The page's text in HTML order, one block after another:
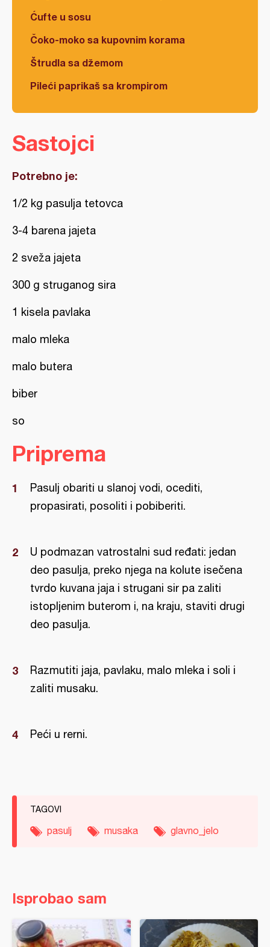
Ćufte u sosu
Čoko-moko sa kupovnim korama
Štrudla sa džemom
Pileći paprikaš sa krompirom
Sastojci
Potrebno je:
1/2 kg pasulja tetovca
3-4 barena jajeta
2 sveža jajeta
300 g struganog sira
1 kisela pavlaka
malo mleka
malo butera
biber
so
Priprema
Pasulj obariti u slanoj vodi, ocediti,
propasirati, posoliti i pobiberiti.
U podmazan vatrostalni sud ređati: jedan
deo pasulja, preko njega na kolute isečena
tvrdo kuvana jaja i strugani sir pa zaliti
istopljenim buterom i, na kraju, staviti drugi
deo pasulja.
Razmutiti jaja, pavlaku, malo mleka i soli i
zaliti musaku.
Peći u rerni.
TAGOVI
pasulj musaka glavno_jelo
Isprobao sam